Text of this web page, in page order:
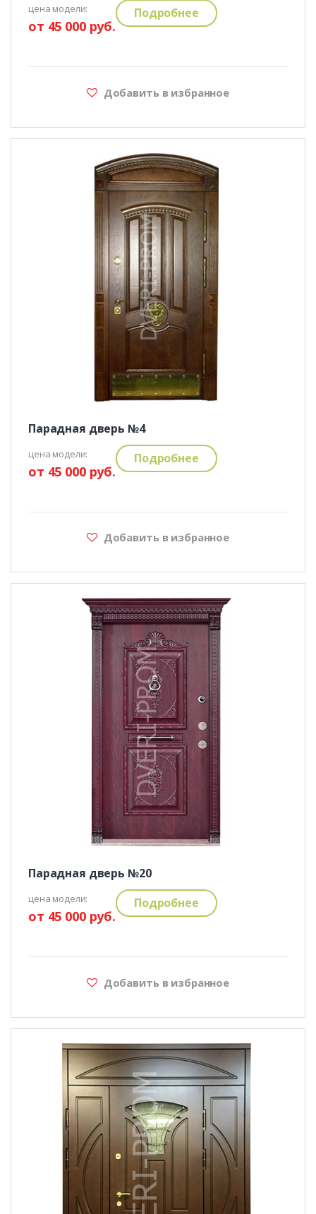
цена модели:
от 45 000 руб.
Подробнее
Добавить в избранное
Парадная дверь №4
цена модели:
от 45 000 руб.
Подробнее
Добавить в избранное
Парадная дверь №20
цена модели:
от 45 000 руб.
Подробнее
Добавить в избранное